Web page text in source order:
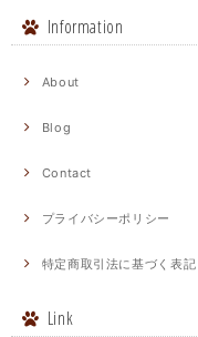
Information
About
Blog
Contact
プライバシーポリシー
特定商取引法に基づく表記
Link